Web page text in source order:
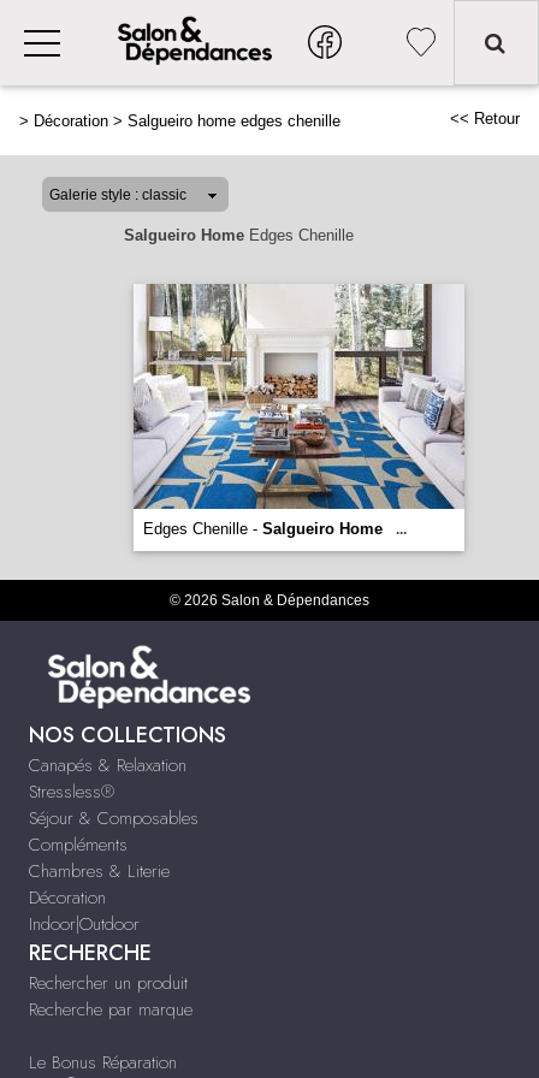
> Décoration > Salgueiro home edges chenille << Retour
Salgueiro HomeEdges Chenille
Edges Chenille - Salgueiro Home ...
© 2026 Salon & Dépendances
NOS COLLECTIONS
Canapés & Relaxation
Stressless®
Séjour & Composables
Compléments
Chambres & Literie
Décoration
Indoor|Outdoor
RECHERCHE
Rechercher un produit
Recherche par marque
Le Bonus Réparation